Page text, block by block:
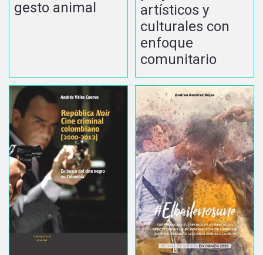
gesto animal
artísticos y
culturales con
enfoque
comunitario